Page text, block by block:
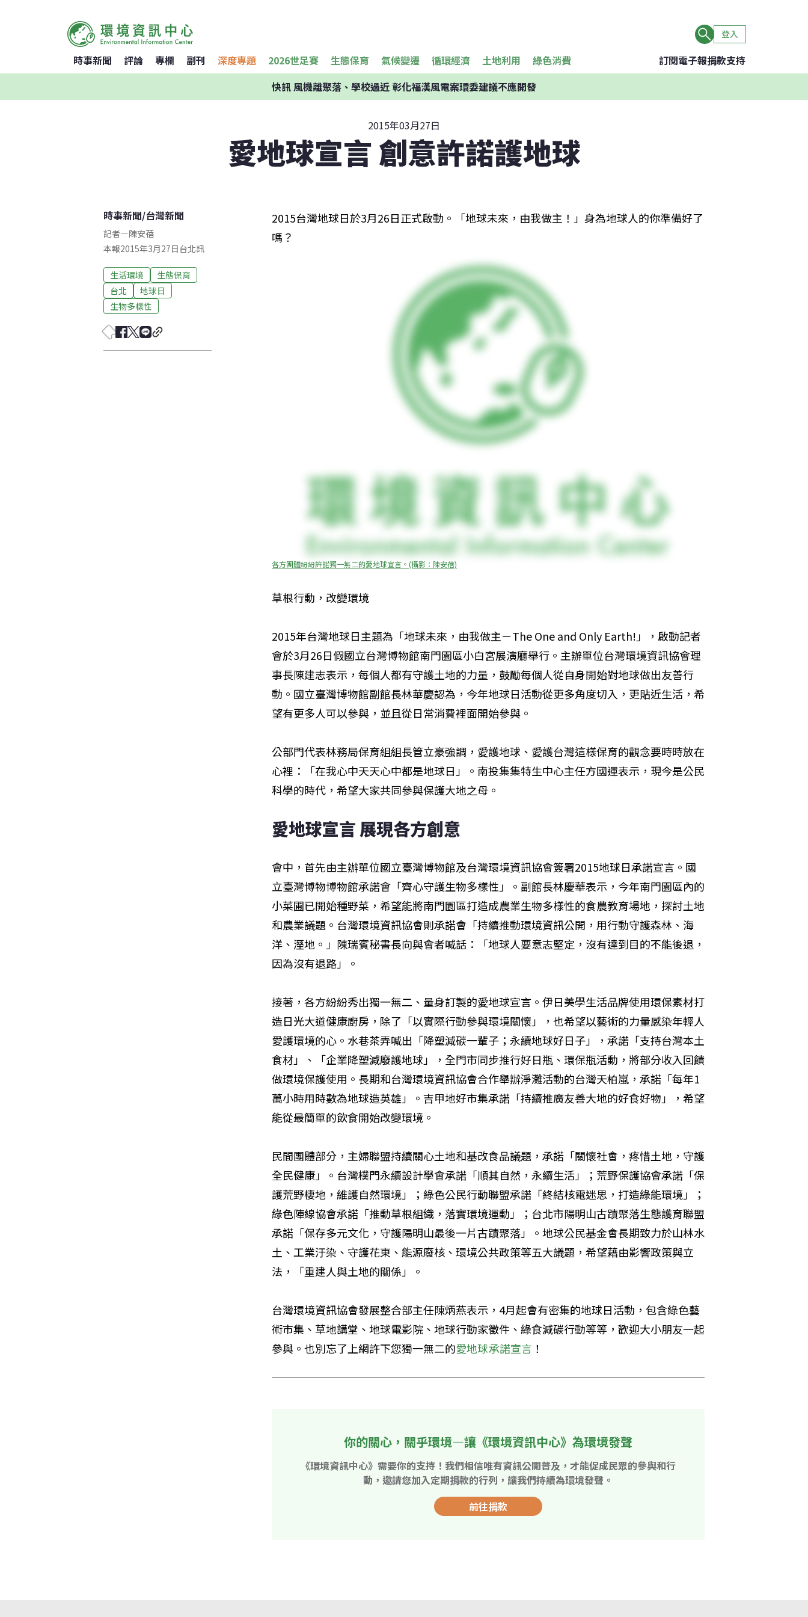
登入
時事新聞 評論 專欄 副刊 深度專題 2026世足賽 生態保育 氣候變遷 循環經濟 土地利用 綠色消費 訂閱電子報捐款支持
快訊風機離聚落、學校過近 彰化福漢風電案環委建議不應開發
2015年03月27日
愛地球宣言 創意許諾護地球
時事新聞/台灣新聞
記者—陳安蓓
本報2015年3月27日台北訊
生活環境
生態保育
台北
地球日
生物多樣性
2015台灣地球日於3月26日正式啟動。「地球未來，由我做主！」身為地球人的你準備好了
嗎？
各方團體紛紛許諾獨一無二的愛地球宣言。(攝影：陳安蓓)
草根行動，改變環境
2015年台灣地球日主題為「地球未來，由我做主－The One and Only Earth!」，啟動記者
會於3月26日假國立台灣博物館南門園區小白宮展演廳舉行。主辦單位台灣環境資訊協會理
事長陳建志表示，每個人都有守護土地的力量，鼓勵每個人從自身開始對地球做出友善行
動。國立臺灣博物館副館長林華慶認為，今年地球日活動從更多角度切入，更貼近生活，希
望有更多人可以參與，並且從日常消費裡面開始參與。
公部門代表林務局保育組組長管立豪強調，愛護地球、愛護台灣這樣保育的觀念要時時放在
心裡：「在我心中天天心中都是地球日」。南投集集特生中心主任方國運表示，現今是公民
科學的時代，希望大家共同參與保護大地之母。
愛地球宣言 展現各方創意
會中，首先由主辦單位國立臺灣博物館及台灣環境資訊協會簽署2015地球日承諾宣言。國
立臺灣博物博物館承諾會「齊心守護生物多樣性」。副館長林慶華表示，今年南門園區內的
小菜圃已開始種野菜，希望能將南門園區打造成農業生物多樣性的食農教育場地，探討土地
和農業議題。台灣環境資訊協會則承諾會「持續推動環境資訊公開，用行動守護森林、海
洋、溼地。」陳瑞賓秘書長向與會者喊話：「地球人要意志堅定，沒有達到目的不能後退，
因為沒有退路」。
接著，各方紛紛秀出獨一無二、量身訂製的愛地球宣言。伊日美學生活品牌使用環保素材打
造日光大道健康廚房，除了「以實際行動參與環境關懷」，也希望以藝術的力量感染年輕人
愛護環境的心。水巷茶弄喊出「降塑減碳一輩子；永續地球好日子」，承諾「支持台灣本土
食材」、「企業降塑減廢護地球」，全門市同步推行好日瓶、環保瓶活動，將部分收入回饋
做環境保護使用。長期和台灣環境資訊協會合作舉辦淨灘活動的台灣天柏嵐，承諾「每年1
萬小時用時數為地球造英雄」。吉甲地好市集承諾「持續推廣友善大地的好食好物」，希望
能從最簡單的飲食開始改變環境。
民間團體部分，主婦聯盟持續關心土地和基改食品議題，承諾「關懷社會，疼惜土地，守護
全民健康」。台灣樸門永續設計學會承諾「順其自然，永續生活」；荒野保護協會承諾「保
護荒野棲地，維護自然環境」；綠色公民行動聯盟承諾「終結核電迷思，打造綠能環境」；
綠色陣線協會承諾「推動草根組織，落實環境運動」；台北市陽明山古蹟聚落生態護育聯盟
承諾「保存多元文化，守護陽明山最後一片古蹟聚落」。地球公民基金會長期致力於山林水
土、工業汙染、守護花東、能源廢核、環境公共政策等五大議題，希望藉由影響政策與立
法，「重建人與土地的關係」。
台灣環境資訊協會發展整合部主任陳炳燕表示，4月起會有密集的地球日活動，包含綠色藝
術市集、草地講堂、地球電影院、地球行動家徵件、綠食減碳行動等等，歡迎大小朋友一起
參與。也別忘了上網許下您獨一無二的愛地球承諾宣言 ！
你的關心，關乎環境—讓《環境資訊中心》為環境發聲
《環境資訊中心》需要你的支持！我們相信唯有資訊公開普及，才能促成民眾的參與和行
動，邀請您加入定期捐款的行列，讓我們持續為環境發聲。
前往捐款